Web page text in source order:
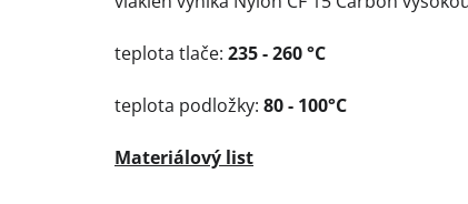
teplota tlače: 235 - 260 °C
teplota podložky: 80 - 100°C
Materiálový list